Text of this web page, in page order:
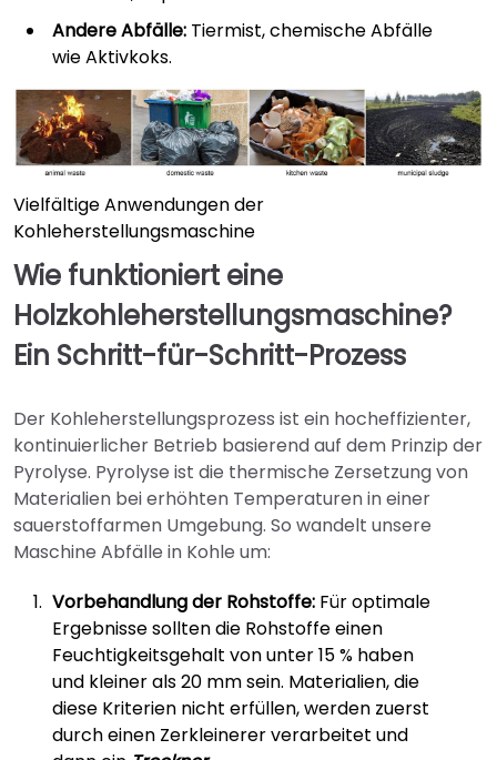
Andere Abfälle: Tiermist, chemische Abfälle
wie Aktivkoks.
Vielfältige Anwendungen der
Kohleherstellungsmaschine
Wie funktioniert eine
Holzkohleherstellungsmaschine?
Ein Schritt-für-Schritt-Prozess
Der Kohleherstellungsprozess ist ein hocheffizienter,
kontinuierlicher Betrieb basierend auf dem Prinzip der
Pyrolyse. Pyrolyse ist die thermische Zersetzung von
Materialien bei erhöhten Temperaturen in einer
sauerstoffarmen Umgebung. So wandelt unsere
Maschine Abfälle in Kohle um:
Vorbehandlung der Rohstoffe: Für optimale
Ergebnisse sollten die Rohstoffe einen
Feuchtigkeitsgehalt von unter 15 % haben
und kleiner als 20 mm sein. Materialien, die
diese Kriterien nicht erfüllen, werden zuerst
durch einen Zerkleinerer verarbeitet und